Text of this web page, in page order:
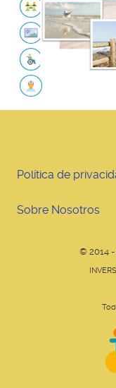
Política de
Sobre Nosotros
© 2014 -